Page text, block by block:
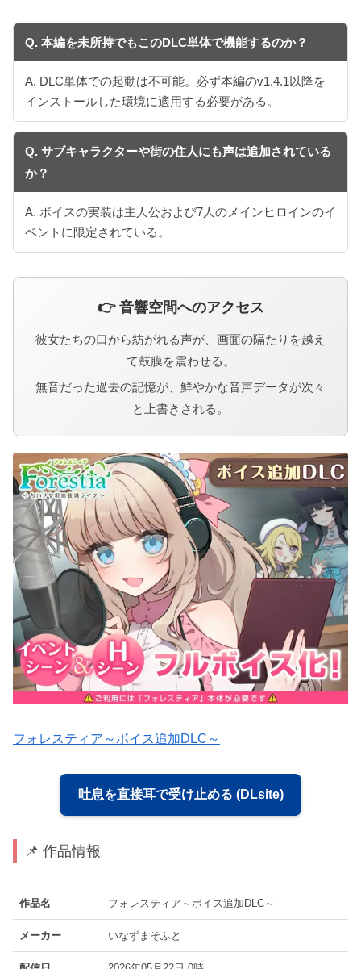
Q. 本編を未所持でもこのDLC単体で機能するのか？
A. DLC単体での起動は不可能。必ず本編のv1.4.1以降を
インストールした環境に適用する必要がある。
Q. サブキャラクターや街の住人にも声は追加されている
か？
A. ボイスの実装は主人公および7人のメインヒロインのイ
ベントに限定されている。
👉 音響空間へのアクセス
彼女たちの口から紡がれる声が、画面の隔たりを越え
て鼓膜を震わせる。
無音だった過去の記憶が、鮮やかな音声データが次々
と上書きされる。
フォレスティア～ボイス追加DLC～
吐息を直接耳で受け止める (DLsite)
📌 作品情報
作品名 フォレスティア～ボイス追加DLC～
メーカー いなずまそふと